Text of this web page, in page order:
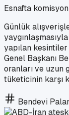
Esnafta
Günlük
yapılan kesintiler
Genel Başkanı
oranları ve uzun
tüketicinin karşı
Bendevi